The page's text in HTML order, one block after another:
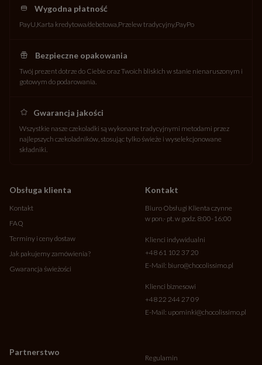
Wygodna płatność
PayU Karta kredytowa/debetowa Przelew tradycyjny PayPo
Bezpieczne opakowania
Twój prezent dotrze do Ciebie oraz Twoich bliskich w stanie nienaruszonym i
gotowym do podarowania.
Gwarancja jakości
Wszystkie nasze czekoladki są wykonane tradycyjnymi metodami przez
najlepszych czekoladników, stosując tylko świeże i wyselekcjonowane
składniki.
Obsługa klienta
Kontakt
FAQ
Terminy i ceny dostaw
Jak pakujemy zamówienia?
Gwarancja świeżości
Partnerstwo
Kontakt
Biuro Obsługi Klienta czynne
w pon.- pt. w godz. 8:00-16:00
Klienci indywidualni
+48 61 102 37 20
E-Mail: biuro@chocolissimo.pl
Klienci biznesowi
+48 22 244 27 09
E-Mail: upominki@chocolissimo.pl
Regulamin